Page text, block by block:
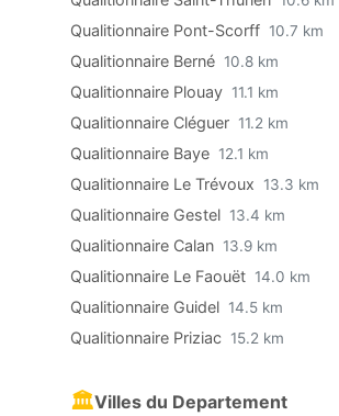
Qualitionnaire Pont-Scorff 10.7 km
Qualitionnaire Berné 10.8 km
Qualitionnaire Plouay 11.1 km
Qualitionnaire Cléguer 11.2 km
Qualitionnaire Baye 12.1 km
Qualitionnaire Le Trévoux 13.3 km
Qualitionnaire Gestel 13.4 km
Qualitionnaire Calan 13.9 km
Qualitionnaire Le Faouët 14.0 km
Qualitionnaire Guidel 14.5 km
Qualitionnaire Priziac 15.2 km
🏛Villes du Departement